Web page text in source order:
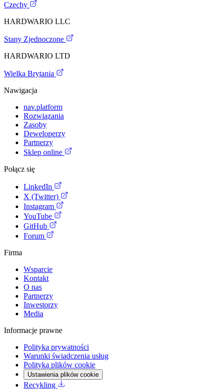
Czechy
HARDWARIO LLC
Stany Zjednoczone
HARDWARIO LTD
Wielka Brytania
Nawigacja
nav.platform
Rozwiązania
Zasoby
Deweloperzy
Partnerzy
Sklep online
Połącz się
LinkedIn
X (Twitter)
Instagram
YouTube
GitHub
Forum
Firma
Wsparcie
Kontakt
O nas
Partnerzy
Inwestorzy
Media
Informacje prawne
Polityka prywatności
Warunki świadczenia usług
Polityka plików cookie
Ustawienia plików cookie
Recykling